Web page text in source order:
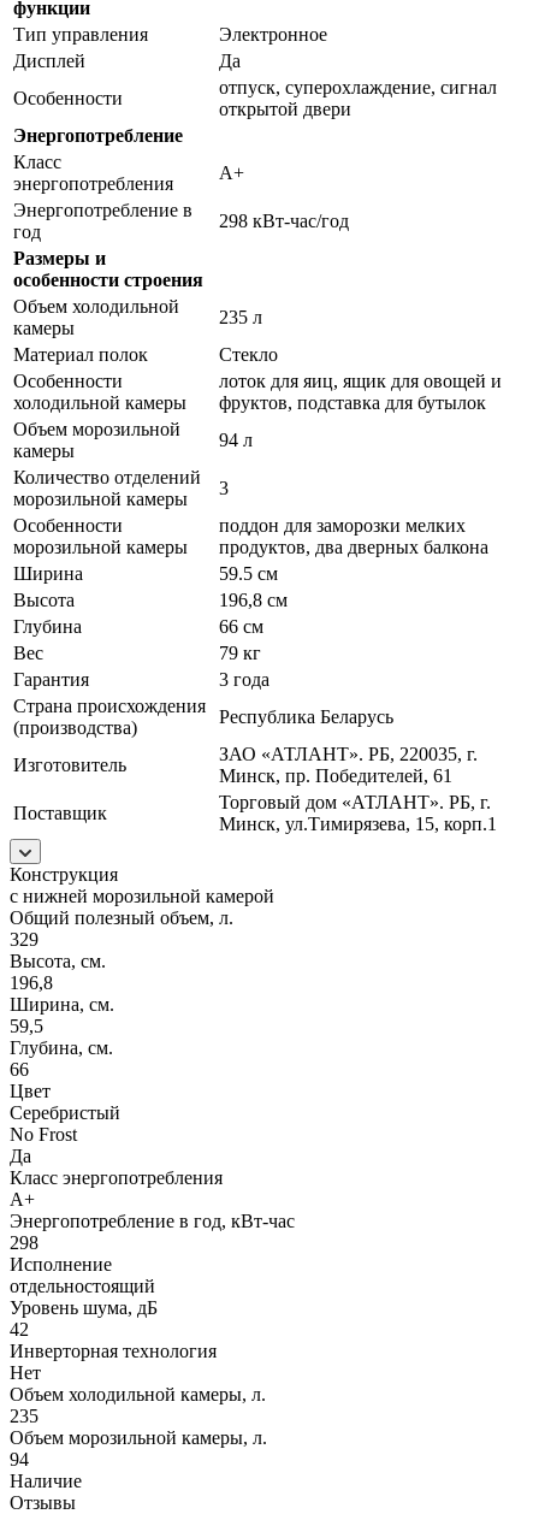
функции
Тип управления
Электронное
Дисплей
Да
Особенности
отпуск, суперохлаждение, сигнал
открытой двери
Энергопотребление
Класс
энергопотребления
A+
Энергопотребление в
год
298 кВт-час/год
Размеры и
особенности строения
Объем холодильной
камеры
235 л
Материал полок
Стекло
Особенности
холодильной камеры
лоток для яиц, ящик для овощей и
фруктов, подставка для бутылок
Объем морозильной
камеры
94 л
Количество отделений
морозильной камеры
3
Особенности
морозильной камеры
поддон для заморозки мелких
продуктов, два дверных балкона
Ширина
59.5 см
Высота
196,8 см
Глубина
66 см
Вес
79 кг
Гарантия
3 года
Страна происхождения
(производства)
Республика Беларусь
Изготовитель
ЗАО «АТЛАНТ». РБ, 220035, г.
Минск, пр. Победителей, 61
Поставщик
Торговый дом «АТЛАНТ». РБ, г.
Минск, ул.Тимирязева, 15, корп.1
Конструкция
с нижней морозильной камерой
Общий полезный объем, л.
329
Высота, см.
196,8
Ширина, см.
59,5
Глубина, см.
66
Цвет
Серебристый
No Frost
Да
Класс энергопотребления
A+
Энергопотребление в год, кВт-час
298
Исполнение
отдельностоящий
Уровень шума, дБ
42
Инверторная технология
Нет
Объем холодильной камеры, л.
235
Объем морозильной камеры, л.
94
Наличие
Отзывы